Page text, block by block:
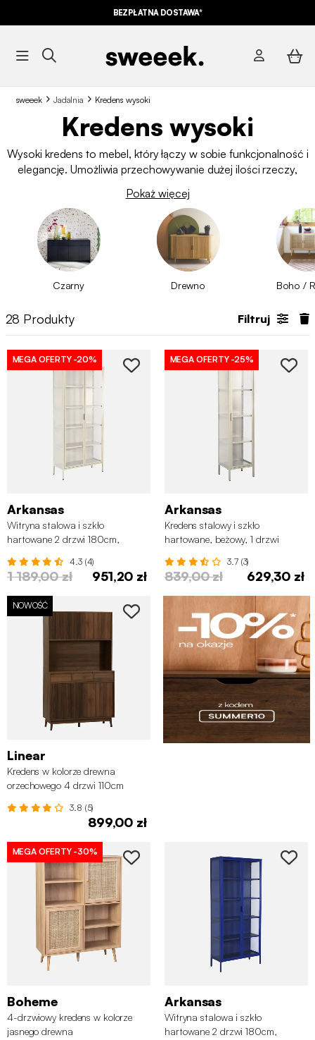
BEZPŁATNA DOSTAWA*
sweeek Jadalnia Kredens wysoki
Kredens wysoki
Wysoki kredens to mebel, który łączy w sobie funkcjonalność i
elegancję. Umożliwia przechowywanie dużej ilości rzeczy,
, uzupełniony metalowymi nóżkami lub
detalami z rattanu, doskonale wpisuje się w różne style wnętrz i
sprawdzi się w każdym pomieszczeniu – od jadalni po salon.
Pokaż więcej
Czarny Drewno Boho /
28 Produkty Filtruj
MEGA OFERTY -20%
Arkansas
Witryna stalowa i szkło
hartowane 2 drzwi 180cm,
4.3 (4)
1 189,00 zł 951,20 zł
MEGA OFERTY -25%
Arkansas
Kredens stalowy i szkło
hartowane, beżowy, 1 drzwi
3.7 (3)
839,00 zł 629,30 zł
NOWOŚĆ
Linear
Kredens w kolorze drewna
orzechowego 4 drzwi 110cm
3.8 (5)
899,00 zł
MEGA OFERTY -30%
Boheme
4-drzwiowy kredens w kolorze
jasnego drewna
Arkansas
Witryna stalowa i szkło
hartowane 2 drzwi 180cm,